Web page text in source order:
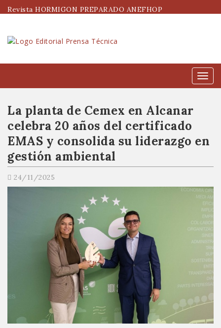
Revista HORMIGON PREPARADO ANEFHOP
Menú
La planta de Cemex en Alcanar
celebra 20 años del certificado
EMAS y consolida su liderazgo en
gestión ambiental
24/11/2025